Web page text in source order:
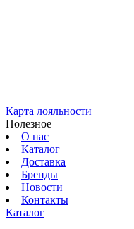
Карта лояльности
Полезное
О нас
Каталог
Доставка
Бренды
Новости
Контакты
Каталог